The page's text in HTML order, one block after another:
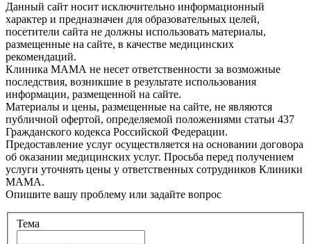
Данный сайт носит исключительно информационный
характер и предназначен для образовательных целей,
посетители сайта не должны использовать материалы,
размещенные на сайте, в качестве медицинских
рекомендаций.
Клиника МАМА не несет ответственности за возможные
последствия, возникшие в результате использования
информации, размещенной на сайте.
Материалы и цены, размещенные на сайте, не являются
публичной офертой, определяемой положениями статьи 437
Гражданского кодекса Российской Федерации.
Предоставление услуг осуществляется на основании договора
об оказании медицинских услуг. Просьба перед получением
услуги уточнять цены у ответственных сотрудников Клиники
МАМА.
Опишите вашу проблему или задайте вопрос
Тема